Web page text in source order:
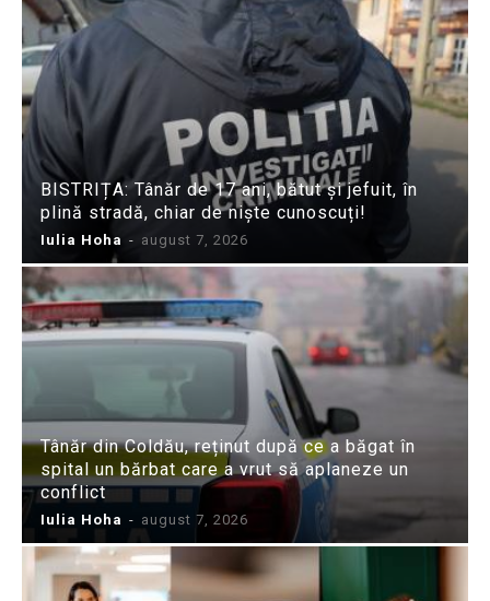
BISTRIȚA: Tânăr de 17 ani, bătut și jefuit, în
plină stradă, chiar de niște cunoscuți!
Iulia Hoha - august 7, 2026
Tânăr din Coldău, reținut după ce a băgat în
spital un bărbat care a vrut să aplaneze un
conflict
Iulia Hoha - august 7, 2026